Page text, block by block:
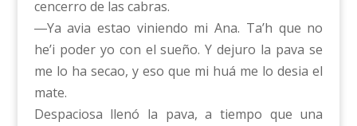
cencerro de las cabras.
―Ya avia estao viniendo mi Ana. Ta’h que no
he’i poder yo con el sueño. Y dejuro la pava se
me lo ha secao, y eso que mi huá me lo desia el
mate.
Despaciosa llenó la pava, a tiempo que una